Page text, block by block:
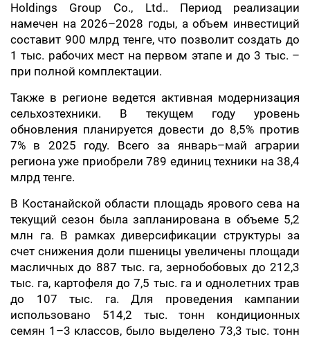
Holdings Group Co., Ltd.. Период реализации
намечен на 2026–2028 годы, а объем инвестиций
составит 900 млрд тенге, что позволит создать до
1 тыс. рабочих мест на первом этапе и до 3 тыс. –
при полной комплектации.
Также в регионе ведется активная модернизация
сельхозтехники. В текущем году уровень
обновления планируется довести до 8,5% против
7% в 2025 году. Всего за январь–май аграрии
региона уже приобрели 789 единиц техники на 38,4
млрд тенге.
В Костанайской области площадь ярового сева на
текущий сезон была запланирована в объеме 5,2
млн га. В рамках диверсификации структуры за
счет снижения доли пшеницы увеличены площади
масличных до 887 тыс. га, зернобобовых до 212,3
тыс. га, картофеля до 7,5 тыс. га и однолетних трав
до 107 тыс. га. Для проведения кампании
использовано 514,2 тыс. тонн кондиционных
семян 1–3 классов, было выделено 73,3 тыс. тонн